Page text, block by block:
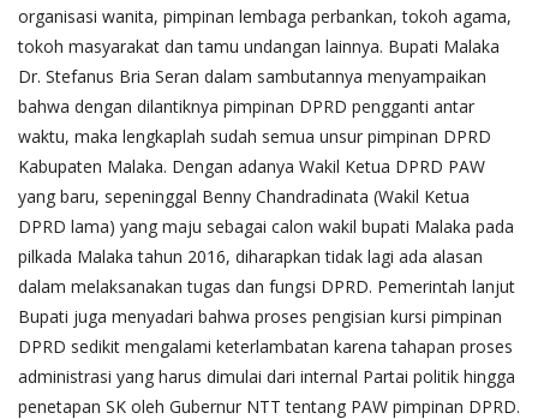
organisasi wanita, pimpinan lembaga perbankan, tokoh agama,
tokoh masyarakat dan tamu undangan lainnya. Bupati Malaka
Dr. Stefanus Bria Seran dalam sambutannya menyampaikan
bahwa dengan dilantiknya pimpinan DPRD pengganti antar
waktu, maka lengkaplah sudah semua unsur pimpinan DPRD
Kabupaten Malaka. Dengan adanya Wakil Ketua DPRD PAW
yang baru, sepeninggal Benny Chandradinata (Wakil Ketua
DPRD lama) yang maju sebagai calon wakil bupati Malaka pada
pilkada Malaka tahun 2016, diharapkan tidak lagi ada alasan
dalam melaksanakan tugas dan fungsi DPRD. Pemerintah lanjut
Bupati juga menyadari bahwa proses pengisian kursi pimpinan
DPRD sedikit mengalami keterlambatan karena tahapan proses
administrasi yang harus dimulai dari internal Partai politik hingga
penetapan SK oleh Gubernur NTT tentang PAW pimpinan DPRD.